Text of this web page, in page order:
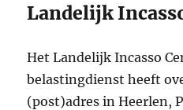
Landelijk
Het Landelijk Incasso
belastingdienst heeft
(post)adres in Heerlen,